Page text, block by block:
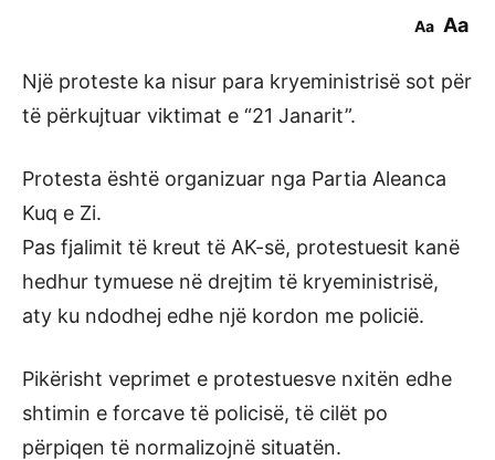
Aa Aa
Një proteste ka nisur para kryeministrisë sot për
të përkujtuar viktimat e “21 Janarit”.
Protesta është organizuar nga Partia Aleanca
Kuq e Zi.
Pas fjalimit të kreut të AK-së, protestuesit kanë
hedhur tymuese në drejtim të kryeministrisë,
aty ku ndodhej edhe një kordon me policië.
Pikërisht veprimet e protestuesve nxitën edhe
shtimin e forcave të policisë, të cilët po
përpiqen të normalizojnë situatën.